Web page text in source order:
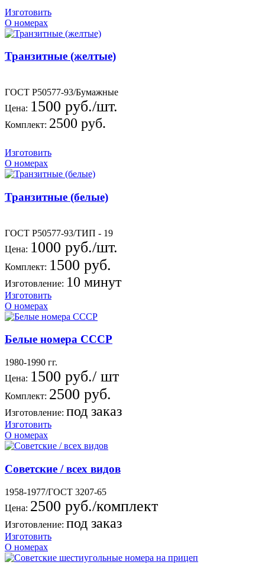
Изготовить
О номерах
Транзитные (желтые)
ГОСТ Р50577-93/Бумажные
Цена: 1500 руб./шт.
Комплект: 2500 руб.
Изготовить
О номерах
Транзитные (белые)
ГОСТ Р50577-93/ТИП - 19
Цена: 1000 руб./шт.
Комплект: 1500 руб.
Изготовление: 10 минут
Изготовить
О номерах
Белые номера СССР
1980-1990 гг.
Цена: 1500 руб./ шт
Комплект: 2500 руб.
Изготовление: под заказ
Изготовить
О номерах
Советские / всех видов
1958-1977/ГОСТ 3207-65
Цена: 2500 руб./комплект
Изготовление: под заказ
Изготовить
О номерах